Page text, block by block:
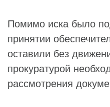
Помимо иска было
принятии
оставили без
прокуратурой
рассмотрения